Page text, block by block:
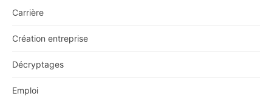
Carrière
Création entreprise
Décryptages
Emploi